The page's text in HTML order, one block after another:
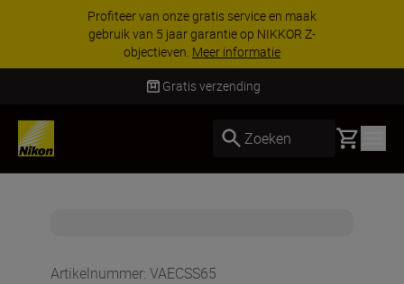
Profiteer van onze gratis service en maak
gebruik van 5 jaar garantie op NIKKOR Z-
objectieven. Meer informatie
Gratis verzending
Zoeken Basket
Artikelnummer: VAECSS65